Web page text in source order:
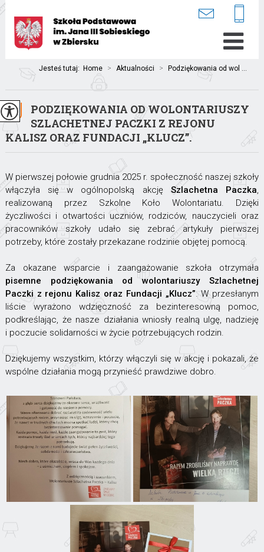
Jesteś tutaj: Home > Aktualności > Podziękowania od wol ...
PODZIĘKOWANIA OD WOLONTARIUSZY
SZLACHETNEJ PACZKI Z REJONU
KALISZ ORAZ FUNDACJI „KLUCZ”.
W pierwszej połowie grudnia 2025 r. społeczność naszej szkoły
włączyła się w ogólnopolską akcjęSzlachetna Paczka,
realizowaną przez Szkolne Koło Wolontariatu. Dzięki
życzliwości i otwartości uczniów, rodziców, nauczycieli oraz
pracowników szkoły udało się zebrać artykuły pierwszej
potrzeby, które zostały przekazane rodzinie objętej pomocą.
Za okazane wsparcie i zaangażowanie szkoła otrzymała
pisemne podziękowania od wolontariuszy Szlachetnej
Paczki z rejonu Kalisz oraz Fundacji „Klucz”. W przesłanym
liście wyrażono wdzięczność za bezinteresowną pomoc,
podkreślając, że nasze działania wniosły realną ulgę, nadzieję
i poczucie solidarności w życie potrzebujących rodzin.
Dziękujemy wszystkim, którzy włączyli się w akcję i pokazali, że
wspólne działania mogą przynieść prawdziwe dobro.